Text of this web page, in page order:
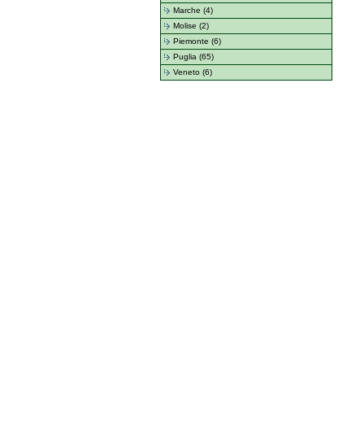
Marche (4)
Molise (2)
Piemonte (6)
Puglia (65)
Veneto (6)